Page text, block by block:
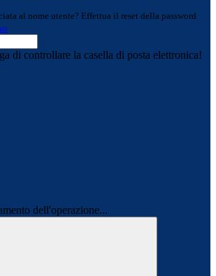
al nome utente? Effettua il reset della password
di controllare la casella di posta elettronica!
dell'operazione...